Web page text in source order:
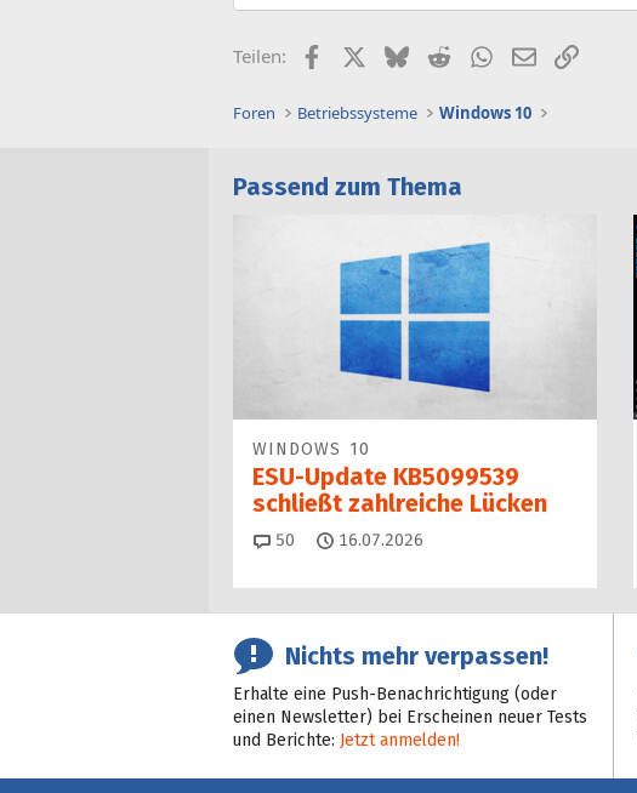
Teilen: FacebookX (Twitter)
BlueskyRedditWhatsApp
E-MailLink
Foren Betriebssysteme Windows 10
Passend zum Thema
WINDOWS 10
ESU-Update KB5099539
schließt zahlreiche Lücken
50 Kommentare
16.07.2026
Nichts mehr verpassen!
Erhalte eine Push-Benachrichtigung (oder
einen Newsletter) bei Erscheinen neuer Tests
und Berichte: Jetzt anmelden!